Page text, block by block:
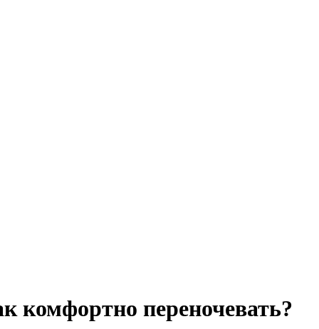
комфортно переночевать?